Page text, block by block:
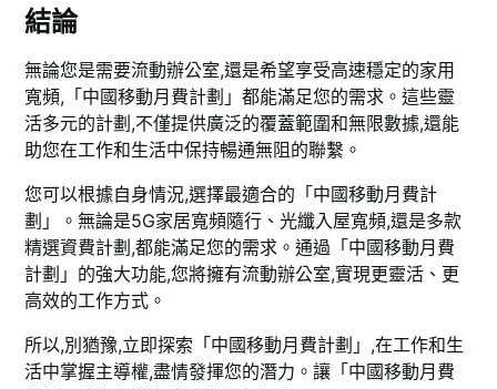
結論
無論您是需要流動辦公室,還是希望享受高速穩定的家用
寬頻,「中國移動月費計劃」都能滿足您的需求。這些靈
活多元的計劃,不僅提供廣泛的覆蓋範圍和無限數據,還能
助您在工作和生活中保持暢通無阻的聯繫。
您可以根據自身情況,選擇最適合的「中國移動月費計
劃」。無論是5G家居寬頻隨行、光纖入屋寬頻,還是多款
精選資費計劃,都能滿足您的需求。通過「中國移動月費
計劃」的強大功能,您將擁有流動辦公室,實現更靈活、更
高效的工作方式。
所以,別猶豫,立即探索「中國移動月費計劃」,在工作和生
活中掌握主導權,盡情發揮您的潛力。讓「中國移動月費